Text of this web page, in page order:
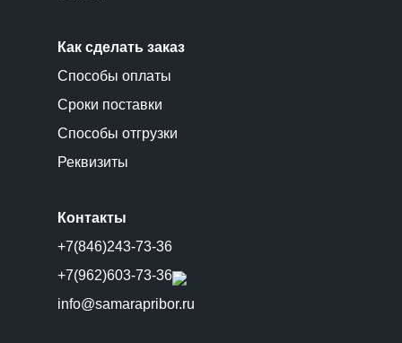
Как сделать заказ
Способы оплаты
Сроки поставки
Способы отгрузки
Реквизиты
Контакты
+7(846)243-73-36
+7(962)603-73-36
info@samarapribor.ru